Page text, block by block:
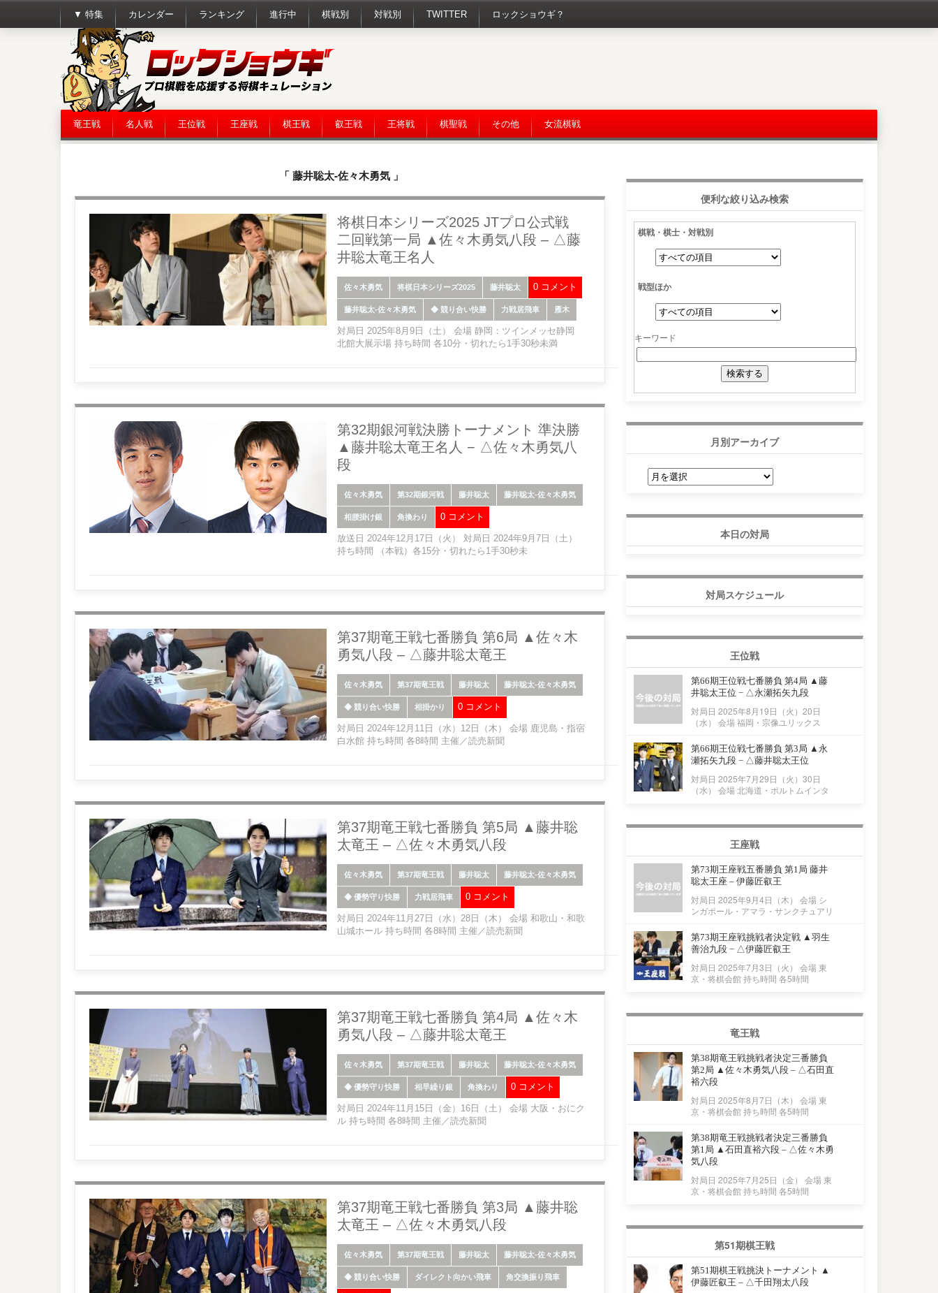
▼ 特集 カレンダー ランキング 進行中 棋戦別 対戦別 TWITTER ロックショウギ？
竜王戦 名人戦 王位戦 王座戦 棋王戦 叡王戦 王将戦 棋聖戦 その他 女流棋戦
「 藤井聡太-佐々木勇気 」
将棋日本シリーズ2025 JTプロ公式戦
二回戦第一局 ▲佐々木勇気八段 – △藤
井聡太竜王名人
佐々木勇気 将棋日本シリーズ2025 藤井聡太
藤井聡太-佐々木勇気 ◆ 競り合い快勝 力戦居飛車 雁木
0 コメント
対局日 2025年8月9日（土） 会場 静岡：ツインメッセ静岡
北館大展示場 持ち時間 各10分・切れたら1手30秒未満
第32期銀河戦決勝トーナメント 準決勝
▲藤井聡太竜王名人 − △佐々木勇気八
段
佐々木勇気 第32期銀河戦 藤井聡太 藤井聡太-佐々木勇気
相腰掛け銀 角換わり 0 コメント
放送日 2024年12月17日（火） 対局日 2024年9月7日（土）
持ち時間 （本戦）各15分・切れたら1手30秒未
第37期竜王戦七番勝負 第6局 ▲佐々木
勇気八段 – △藤井聡太竜王
佐々木勇気 第37期竜王戦 藤井聡太 藤井聡太-佐々木勇気
◆ 競り合い快勝 相掛かり 0 コメント
対局日 2024年12月11日（水）12日（木） 会場 鹿児島・指宿
白水館 持ち時間 各8時間 主催／読売新聞
第37期竜王戦七番勝負 第5局 ▲藤井聡
太竜王 – △佐々木勇気八段
佐々木勇気 第37期竜王戦 藤井聡太 藤井聡太-佐々木勇気
◆ 優勢守り快勝 力戦居飛車 0 コメント
対局日 2024年11月27日（水）28日（木） 会場 和歌山・和歌
山城ホール 持ち時間 各8時間 主催／読売新聞
第37期竜王戦七番勝負 第4局 ▲佐々木
勇気八段 – △藤井聡太竜王
佐々木勇気 第37期竜王戦 藤井聡太 藤井聡太-佐々木勇気
◆ 優勢守り快勝 相早繰り銀 角換わり 0 コメント
対局日 2024年11月15日（金）16日（土） 会場 大阪・おにク
ル 持ち時間 各8時間 主催／読売新聞
第37期竜王戦七番勝負 第3局 ▲藤井聡
太竜王 – △佐々木勇気八段
佐々木勇気 第37期竜王戦 藤井聡太 藤井聡太-佐々木勇気
◆ 競り合い快勝 ダイレクト向かい飛車 角交換振り飛車
便利な絞り込み検索
棋戦・棋士・対戦別
戦型ほか
キーワード
月別アーカイブ
ブ
本日の対局
対局スケジュール
王位戦
第66期王位戦七番勝負 第4局 ▲藤
井聡太王位 − △永瀬拓矢九段
対局日 2025年8月19日（火）20日
（水） 会場 福岡・宗像ユリックス
第66期王位戦七番勝負 第3局 ▲永
瀬拓矢九段 − △藤井聡太王位
対局日 2025年7月29日（火）30日
（水） 会場 北海道・ポルトムインタ
王座戦
第73期王座戦五番勝負 第1局 藤井
聡太王座 – 伊藤匠叡王
対局日 2025年9月4日（木） 会場 シ
ンガポール・アマラ・サンクチュアリ
第73期王座戦挑戦者決定戦 ▲羽生
善治九段 − △伊藤匠叡王
対局日 2025年7月3日（火） 会場 東
京・将棋会館 持ち時間 各5時間
竜王戦
第38期竜王戦挑戦者決定三番勝負
第2局 ▲佐々木勇気八段 – △石田直
裕六段
対局日 2025年8月7日（木） 会場 東
京・将棋会館 持ち時間 各5時間
第38期竜王戦挑戦者決定三番勝負
第1局 ▲石田直裕六段 – △佐々木勇
気八段
対局日 2025年7月25日（金） 会場 東
京・将棋会館 持ち時間 各5時間
第51期棋王戦
第51期棋王戦挑決トーナメント ▲
伊藤匠叡王 – △千田翔太八段